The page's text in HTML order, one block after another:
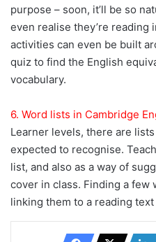
purpose – soon, it’ll be so
even realise they’re reading
activities can even be built
quiz to find the English
vocabulary.
6. Word lists in Cambridge
Learner levels, there are
expected to recognise.
list, and also as a way of
cover in class. Finding a few
linking them to a reading